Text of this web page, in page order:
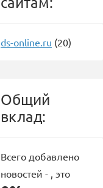
ds-online.ru (20)
Общий
вклад:
Всего добавлено
новостей - , это